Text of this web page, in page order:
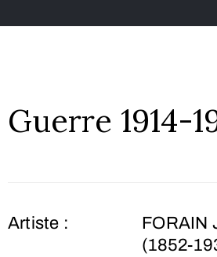
Guerre 1914-
Artiste :
FORAIN
(1852-